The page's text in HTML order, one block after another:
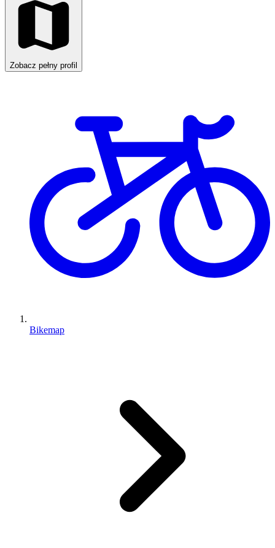
Zobacz pełny profil
Bikemap